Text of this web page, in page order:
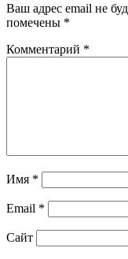
Ваш адрес email не
помечены *
Комментарий *
Имя *
Email *
Сайт